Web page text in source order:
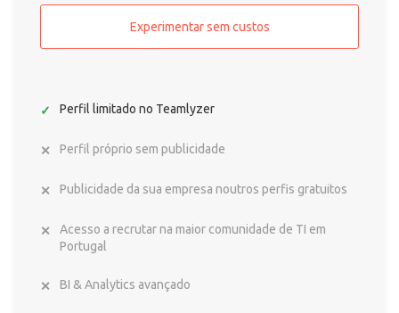
Experimentar sem custos
Perfil limitado no Teamlyzer
Perfil próprio sem publicidade
Publicidade da sua empresa noutros perfis gratuitos
Acesso a recrutar na maior comunidade de TI em
Portugal
BI & Analytics avançado